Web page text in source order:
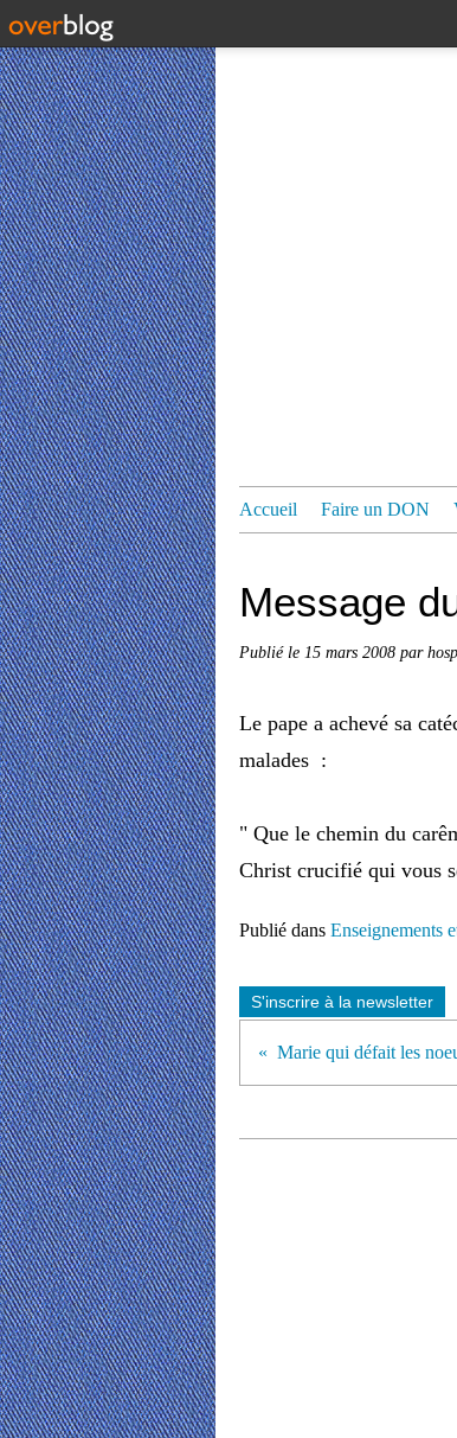
Accueil Faire un DON
Message
Publié le 15 mars 2008 par
Le pape a achevé sa
malades :
" Que le chemin du
Christ crucifié qui vous
Publié dans Enseignements
S'inscrire à la newsletter
Marie qui défait les